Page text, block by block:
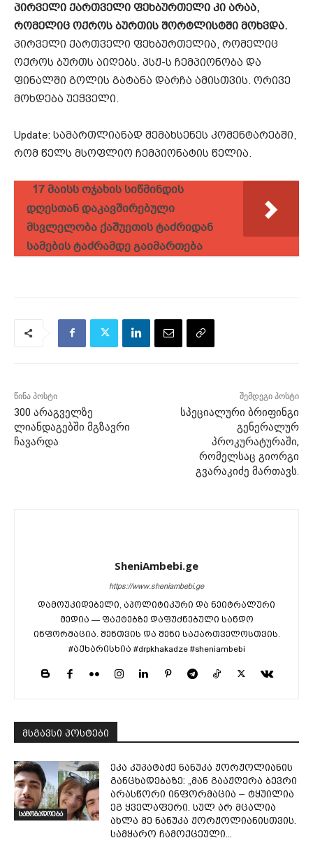
პირველი ქართველი ფეხბურთელი კი არაა,
რომელიც ოქროს ბურთის შორტლისტში მოხვდა.
პირველი ქართველი ფეხბურთელია, რომელიც
ოქროს ბურთს აიღებს. პსჟ-ს ჩემპიონობა და
ფინალში გოლის გატანა დარჩა ამისთვის. ორივე
მოხდება უეჭველი.
Update: სამართლიანად შემახსენეს კომენტარებში,
რომ წელს მსოფლიო ჩემპიონატის წელია.
17 მაისს ოჯახის სიწმინდის
დღესთან დაკავშირებული
მსვლელობა ქაშუეთის ტაძრიდან
სამების ტაძრამდე გაიმართება
წინა პოსტი
300 არაგველზე
ლიანდაგებში მგზავრი
ჩავარდა
შემდეგი პოსტი
სპეციალური ბრიფინგი
გენერალურ
პროკურატურაში,
რომელსაც გიორგი
გვარაკიძე მართავს.
SheniAmbebi.ge
https://www.sheniambebi.ge
დამოუკიდებელი, აპოლიტიკური და ნეიტრალური
მედია — ფაქტებზე დაფუძნებული სანდო
ინფორმაცია. შენთვის და შენი საქართველოსთვის.
#აქხარისხია #drpkhakadze #sheniambebi
მსგავსი პოსტები
საზოგადოება
ეკა კუპატაძე ნანუკა ჟორჟოლიანის
განცხადებაზე: „მან გააჟღერა ბევრი
არასწორი ინფორმაცია – ტყუილია
ეგ ყველაფერი. სულ არ მცალია
ახლა მე ნანუკა ჟორჟოლიანისთვის.
სამყარო ჩამოქცეული...